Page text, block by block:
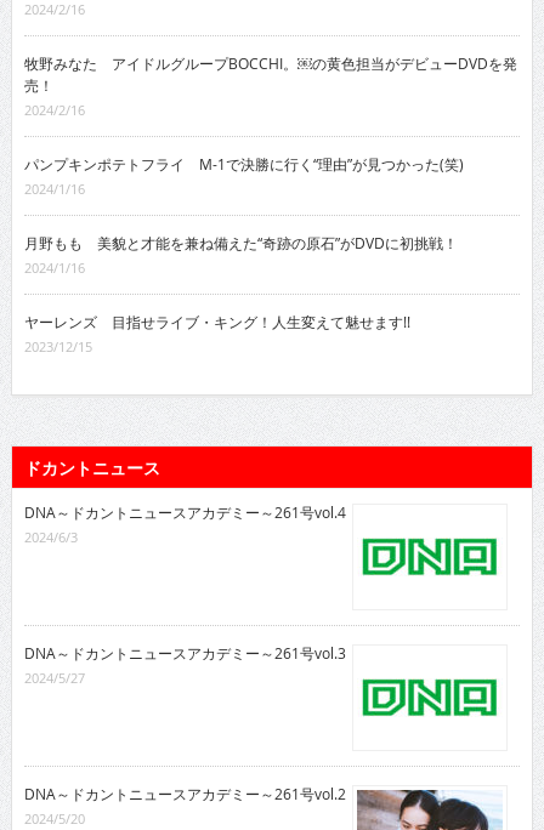
2024/2/16
牧野みなた アイドルグループBOCCHI。￼の黄色担当がデビューDVDを発
売！
2024/2/16
パンプキンポテトフライ M-1で決勝に行く“理由”が見つかった(笑)
2024/1/16
月野もも 美貌と才能を兼ね備えた“奇跡の原石”がDVDに初挑戦！
2024/1/16
ヤーレンズ 目指せライブ・キング！人生変えて魅せます!!
2023/12/15
ドカントニュース
DNA～ドカントニュースアカデミー～261号vol.4
2024/6/3
DNA～ドカントニュースアカデミー～261号vol.3
2024/5/27
DNA～ドカントニュースアカデミー～261号vol.2
2024/5/20